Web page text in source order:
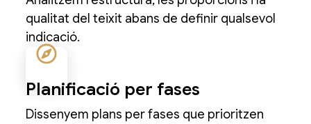
qualitat del teixit abans de definir qualsevol
indicació.
Planificació per fases
Dissenyem plans per fases que prioritzen